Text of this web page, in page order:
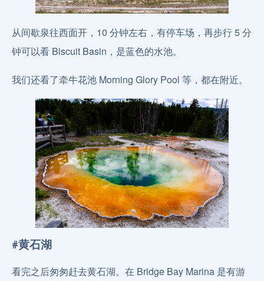
从间歇泉往西面开，10 分钟左右，有停车场，再步行 5 分
钟可以看 Biscuit Basin，是蓝色的水池。
我们还看了牵牛花池 Morning Glory Pool 等，都在附近。
#黄石湖
看完之后匆匆赶去黄石湖。在 Bridge Bay Marina 是有游